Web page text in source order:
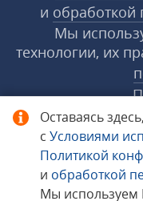
Оставаясь
с Условиями
Политикой
и обработкой
Мы используем
и обработкой
Мы
технологии, их
© 1998−2026